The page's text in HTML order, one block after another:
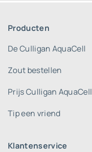
Producten
De Culligan AquaCell
Zout bestellen
Prijs Culligan AquaCell
Tip een vriend
Klantenservice